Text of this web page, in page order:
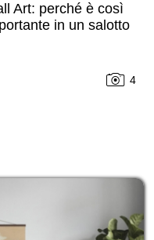
Art: perché è così
in un salotto
4